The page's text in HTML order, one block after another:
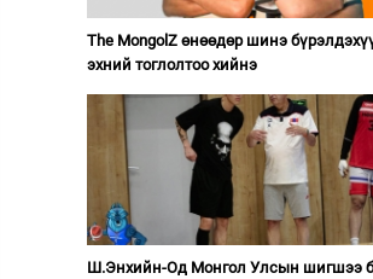
The MongolZ өнөөдөр шинэ
эхний тоглолтоо хийнэ
Ш.Энхийн-Од Монгол Улсын шигшээ